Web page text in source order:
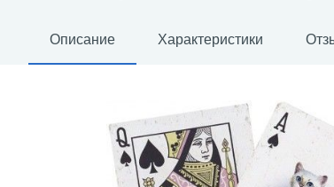
Описание Характеристики